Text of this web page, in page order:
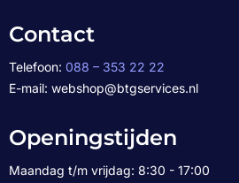
Contact
Telefoon: 088 – 353 22 22
E-mail: webshop@btgservices.nl
Openingstijden
Maandag t/m vrijdag: 8:30 - 17:00